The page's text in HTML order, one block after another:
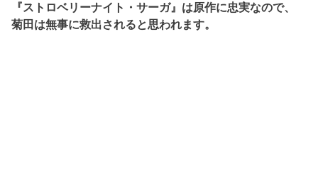
『ストロベリーナイト・サーガ』は原作に忠実なので、
菊田は無事に救出されると思われます。